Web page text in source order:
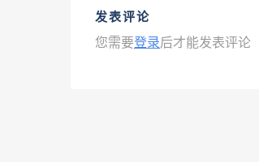
发表评论
您需要登录后才能发表评论